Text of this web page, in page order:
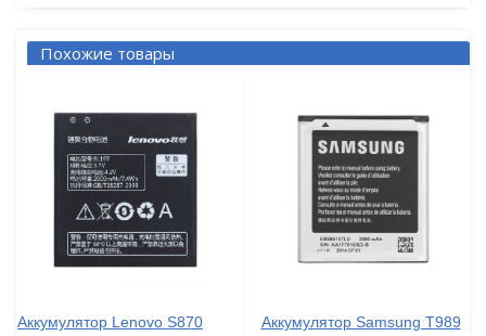
Похожие товары
Аккумулятор Lenovo S870
Аккумулятор Samsung T989